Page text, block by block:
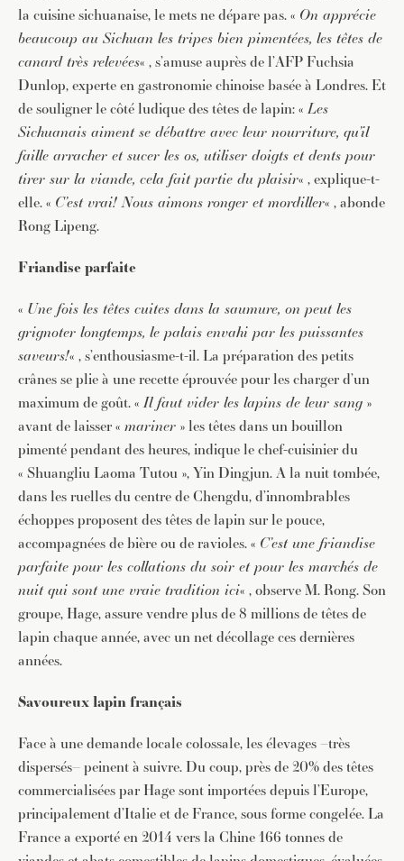
la cuisine sichuanaise, le mets ne dépare pas. « On apprécie
beaucoup au Sichuan les tripes bien pimentées, les têtes de
canard très relevées« , s’amuse auprès de l’AFP Fuchsia
Dunlop, experte en gastronomie chinoise basée à Londres. Et
de souligner le côté ludique des têtes de lapin: «Les
Sichuanais aiment se débattre avec leur nourriture, qu’il
faille arracher et sucer les os, utiliser doigts et dents pour
tirer sur la viande, cela fait partie du plaisir« , explique-t-
elle. « C’est vrai! Nous aimons ronger et mordiller« , abonde
Rong Lipeng.
Friandise parfaite
« Une fois les têtes cuites dans la saumure, on peut les
grignoter longtemps, le palais envahi par les puissantes
saveurs!« , s’enthousiasme-t-il. La préparation des petits
crânes se plie à une recette éprouvée pour les charger d’un
maximum de goût. «Il faut vider les lapins de leur sang »
avant de laisser « mariner » les têtes dans un bouillon
pimenté pendant des heures, indique le chef-cuisinier du
« Shuangliu Laoma Tutou », Yin Dingjun. A la nuit tombée,
dans les ruelles du centre de Chengdu, d’innombrables
échoppes proposent des têtes de lapin sur le pouce,
accompagnées de bière ou de ravioles. « C’est une friandise
parfaite pour les collations du soir et pour les marchés de
nuit qui sont une vraie tradition ici« , observe M. Rong. Son
groupe, Hage, assure vendre plus de 8 millions de têtes de
lapin chaque année, avec un net décollage ces dernières
années.
Savoureux lapin français
Face à une demande locale colossale, les élevages –très
dispersés– peinent à suivre. Du coup, près de 20% des têtes
commercialisées par Hage sont importées depuis l’Europe,
principalement d’Italie et de France, sous forme congelée. La
France a exporté en 2014 vers la Chine 166 tonnes de